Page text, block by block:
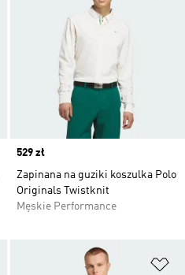
Price
529 zł
Zapinana na guziki koszulka Polo
Originals Twistknit
Męskie Performance
Dodaj do listy życzeń